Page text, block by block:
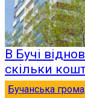
В Бучі
скільки
Бучанська